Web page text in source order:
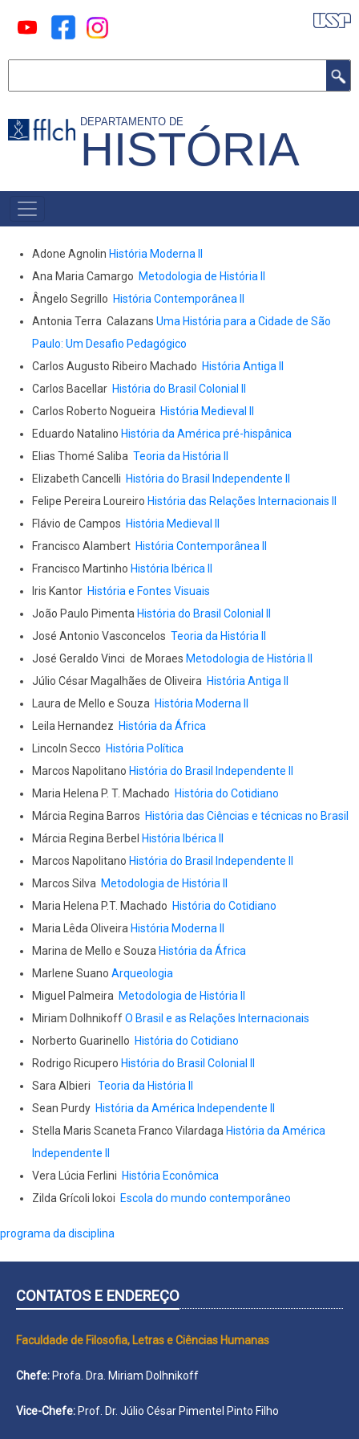
para
DEPARTAMENTO DE
HISTÓRIA
MAIN
MENU
Adone Agnolin História Moderna II
Ana Maria Camargo Metodologia de História II
Ângelo Segrillo História Contemporânea II
Antonia Terra Calazans Uma História para a Cidade de São
Paulo: Um Desafio Pedagógico
Carlos Augusto Ribeiro Machado História Antiga II
Carlos Bacellar História do Brasil Colonial II
Carlos Roberto Nogueira História Medieval II
Eduardo Natalino História da América pré-hispânica
Elias Thomé Saliba Teoria da História II
Elizabeth Cancelli História do Brasil Independente II
Felipe Pereira Loureiro História das Relações Internacionais II
Flávio de Campos História Medieval II
Francisco Alambert História Contemporânea II
Francisco Martinho História Ibérica II
Iris Kantor História e Fontes Visuais
João Paulo Pimenta História do Brasil Colonial II
José Antonio Vasconcelos Teoria da História II
José Geraldo Vinci de Moraes Metodologia de História II
Júlio César Magalhães de Oliveira História Antiga II
Laura de Mello e Souza História Moderna II
Leila Hernandez História da África
Lincoln Secco História Política
Marcos Napolitano História do Brasil Independente II
Maria Helena P. T. Machado História do Cotidiano
Márcia Regina Barros História das Ciências e técnicas no Brasil
Márcia Regina Berbel História Ibérica II
Marcos Napolitano História do Brasil Independente II
Marcos Silva Metodologia de História II
Maria Helena P.T. Machado História do Cotidiano
Maria Lêda Oliveira História Moderna II
Marina de Mello e Souza História da África
Marlene Suano Arqueologia
Miguel Palmeira Metodologia de História II
Miriam DolhnikoffO Brasil e as Relações Internacionais
Norberto Guarinello História do Cotidiano
Rodrigo Ricupero História do Brasil Colonial II
Sara Albieri Teoria da História II
Sean Purdy História da América Independente II
Stella Maris Scaneta Franco Vilardaga História da América
Independente II
Vera Lúcia Ferlini História Econômica
Zilda Grícoli Iokoi Escola do mundo contemporâneo
programa da disciplina
CONTATOS E ENDEREÇO
Faculdade de Filosofia, Letras e Ciências Humanas
Chefe: Profa. Dra. Miriam Dolhnikoff
Vice-Chefe: Prof. Dr. Júlio César Pimentel Pinto Filho